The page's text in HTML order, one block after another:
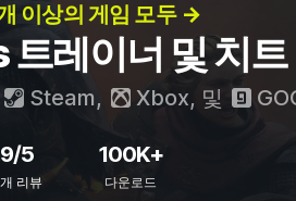
이상의 게임 모두 →
레이너 및 치트
Steam, Xbox, 및
5
리뷰
100K+
다운로드